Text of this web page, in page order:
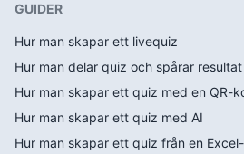
GUIDER
Hur man skapar ett livequiz
Hur man delar quiz och spårar resultat
Hur man skapar ett quiz med en QR-
Hur man skapar ett quiz med AI
Hur man skapar ett quiz från en